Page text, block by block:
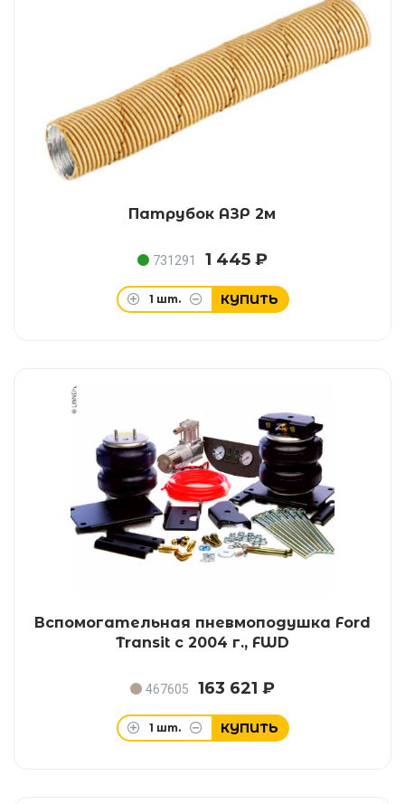
Патрубок АЗР 2м
731291 1 445 ₽
1 шт. КУПИТЬ
Вспомогательная пневмоподушка Ford
Transit с 2004 г., FWD
467605 163 621 ₽
1 шт. КУПИТЬ